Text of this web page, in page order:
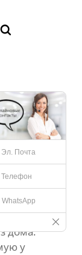

Эл. Почта
Телефон
WhatsApp
и
дома.
у